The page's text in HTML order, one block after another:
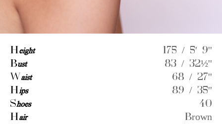
Height
175 / 5' 9''
Bust
83 / 32½''
W aist
68 / 27''
Hips
89 / 35''
Shoes
40
Hair
Brown